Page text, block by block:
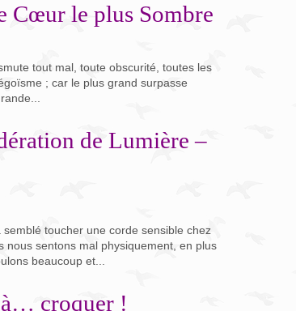
Cœur le plus Sombre
tout mal, toute obscurité, toutes les
; car le plus grand surpasse
de Lumière –
toucher une corde sensible chez
nous sentons mal physiquement, en plus
beaucoup et...
à… croquer !